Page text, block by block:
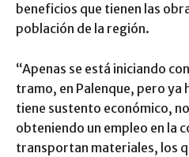
beneficios que tienen las
población de la región.
“Apenas se está iniciando
tramo, en Palenque, pero ya
tiene sustento económico,
obteniendo un empleo en la
transportan materiales, los